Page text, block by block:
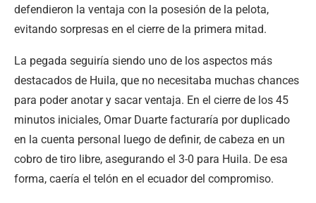
defendieron la ventaja con la posesión de la pelota,
evitando sorpresas en el cierre de la primera mitad.
La pegada seguiría siendo uno de los aspectos más
destacados de Huila, que no necesitaba muchas chances
para poder anotar y sacar ventaja. En el cierre de los 45
minutos iniciales, Omar Duarte facturaría por duplicado
en la cuenta personal luego de definir, de cabeza en un
cobro de tiro libre, asegurando el 3-0 para Huila. De esa
forma, caería el telón en el ecuador del compromiso.